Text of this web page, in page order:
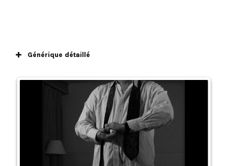
Générique détaillé